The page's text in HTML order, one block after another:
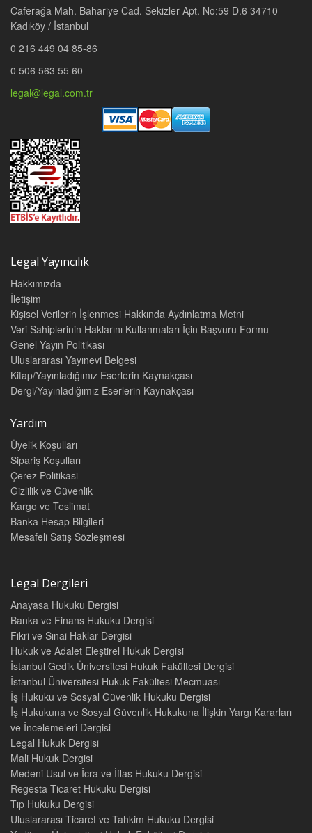
Caferağa Mah. Bahariye Cad. Sekizler Apt. No:59 D.6 34710
Kadıköy / İstanbul
0 216 449 04 85-86
0 506 563 55 60
legal@legal.com.tr
Legal Yayıncılık
Hakkımızda
İletişim
Kişisel Verilerin İşlenmesi Hakkında Aydınlatma Metni
Veri Sahiplerinin Haklarını Kullanmaları İçin Başvuru Formu
Genel Yayın Politikası
Uluslararası Yayınevi Belgesi
Kitap/Yayınladığımız Eserlerin Kaynakçası
Dergi/Yayınladığımız Eserlerin Kaynakçası
Yardım
Üyelik Koşulları
Sipariş Koşulları
Çerez Politikasi
Gizlilik ve Güvenlik
Kargo ve Teslimat
Banka Hesap Bilgileri
Mesafeli Satış Sözleşmesi
Legal Dergileri
Anayasa Hukuku Dergisi
Banka ve Finans Hukuku Dergisi
Fikri ve Sınai Haklar Dergisi
Hukuk ve Adalet Eleştirel Hukuk Dergisi
İstanbul Gedik Üniversitesi Hukuk Fakültesi Dergisi
İstanbul Üniversitesi Hukuk Fakültesi Mecmuası
İş Hukuku ve Sosyal Güvenlik Hukuku Dergisi
İş Hukukuna ve Sosyal Güvenlik Hukukuna İlişkin Yargı Kararları
ve İncelemeleri Dergisi
Legal Hukuk Dergisi
Mali Hukuk Dergisi
Medeni Usul ve İcra ve İflas Hukuku Dergisi
Regesta Ticaret Hukuku Dergisi
Tıp Hukuku Dergisi
Uluslararası Ticaret ve Tahkim Hukuku Dergisi